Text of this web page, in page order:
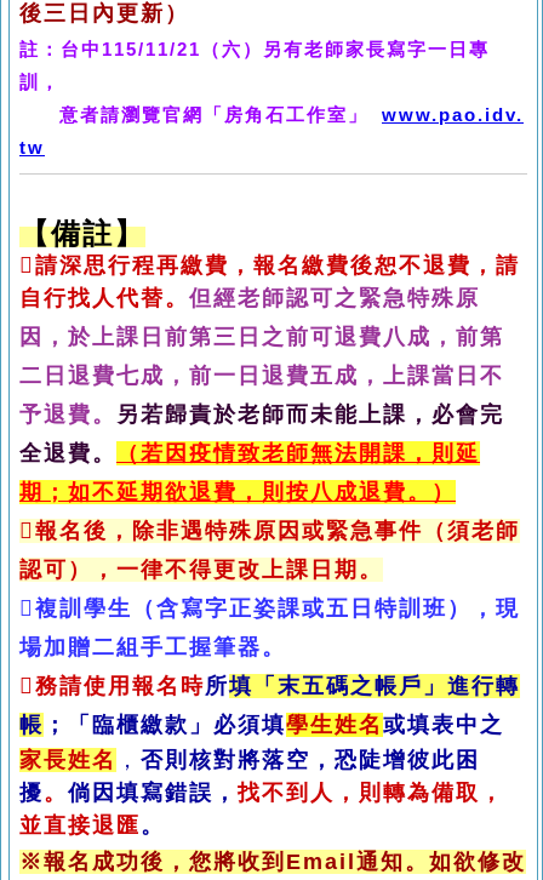
後三日內更新）
註：台中115/11/21（六）另有老師家長寫字一日專
訓，
意者請瀏覽官網「 房角石工作室」 www.pao.idv.
tw
【備註】
 請深思行程再繳費，報名繳費後恕不退費，請
自行找人代替。 但經老師認可之緊急特殊原
因，於上課日前第三日之前可退費八成，前第
二日退費七成，前一日退費五成，上課當日不
予退費。 另若歸責於老師而未能上課，必會完
全退費。
（若因疫情致老師無法開課，則延
期； 如不延期欲退費， 則按八成退費。）
報名後，除非遇特殊原因或緊急事件（須老師
認可），一律不得更改上課日期。
複訓學生（含寫字正姿課或五日特訓班），現
場加贈二組手工握筆器。
 務請使用報名時所填「末五碼之帳戶」進行轉
帳 ； 「臨櫃繳款」必須填學生姓名 或填表中之
家長姓名 ， 否則核對將落空，恐陡增彼此困
擾。 倘因填寫錯誤，找不到人，則轉為備取，
並直接退匯。
※報名成功後，您將收到Email通知 。 如欲修改